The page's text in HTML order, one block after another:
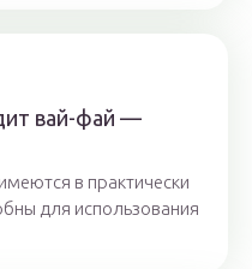
вай-фай —
в практически
для использования